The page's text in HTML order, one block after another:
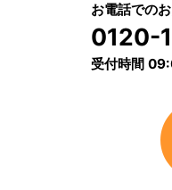
お電話での
0120-
受付時間